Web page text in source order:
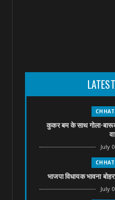
कुकर बम के साथ गोला-बारूद
July
भाजपा विधायक भावना
July